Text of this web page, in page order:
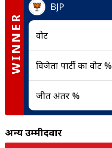
WINNER
BJP
वोट
विजेता पार्टी का वोट %
जीत अंतर %
अन्य उम्मीदवार